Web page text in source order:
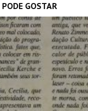
GOSTAR